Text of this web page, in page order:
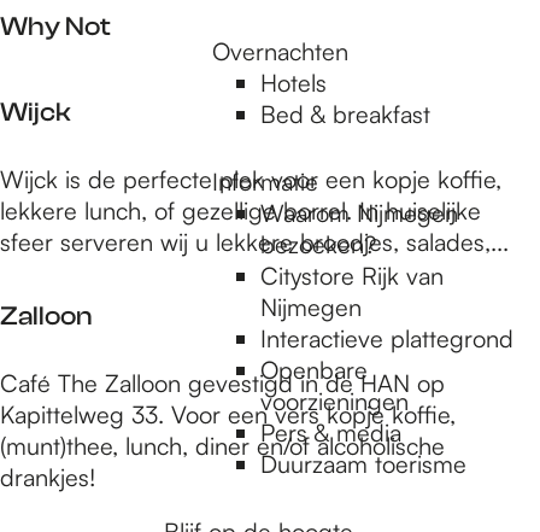
Overnachten
Hotels
Bed & breakfast
Informatie
Waarom Nijmegen
bezoeken?
Citystore Rijk van
Nijmegen
Interactieve plattegrond
Openbare
voorzieningen
Pers & media
Duurzaam toerisme
e
:
r
:
E
F
a
r
&
D
n
r
Why Not
h
N
o
t
Wijck
W
i
j
k
Wijck is de perfecte plek voor een kopje koffie,
lekkere lunch, of gezellige borrel. In huiselijke
sfeer serveren wij u lekkere broodjes, salades,...
Zalloon
Z
a
l
l
Café The Zalloon gevestigd in de HAN op
Kapittelweg 33. Voor een vers kopje koffie,
(munt)thee, lunch, diner en/of alcoholische
drankjes!